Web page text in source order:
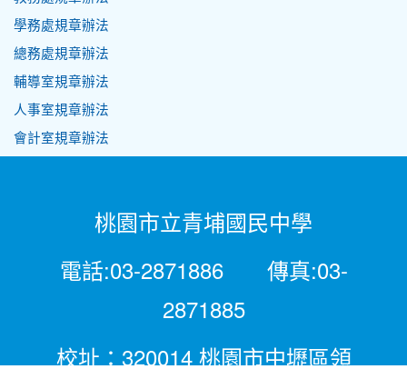
學務處規章辦法
總務處規章辦法
輔導室規章辦法
人事室規章辦法
會計室規章辦法
桃園市立青埔國民中學
電話:03-2871886 傳真:03-
2871885
校址：320014 桃園市中壢區領